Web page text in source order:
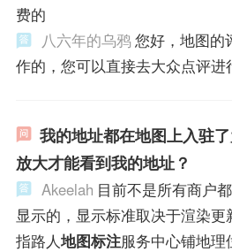
费的
八六年的乌鸦您好，地图的
作的，您可以直接去大众点评进
我的地址都在地图上入驻
放大才能看到我的地址？
Akeelah 目前不是所有商户
显示的，显示标准取决于渲染
指路人地图标注服务中心铺地理